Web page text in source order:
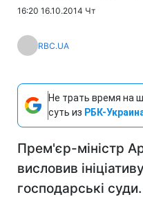
16:20 16.10.2014 Чт
RBC.UA
Не трать время на
суть из РБК-
Прем'єр-міністр
висловив
господарські